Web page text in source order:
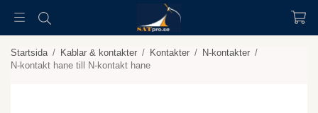
Startsida / Kablar & kontakter / Kontakter / N-kontakter /
N-kontakt hane till N-kontakt hane